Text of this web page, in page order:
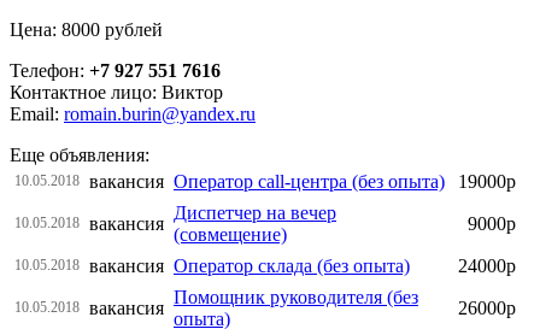
Цена: 8000 рублей
Телефон: +7 927 551 7616
Контактное лицо: Виктор
Email: romain.burin@yandex.ru
Еще объявления:
10.05.2018 вакансия Оператор call-центра (без опыта) 19000р
10.05.2018 вакансия
Диспетчер на вечер
(совмещение)
9000р
10.05.2018 вакансия Оператор склада (без опыта) 24000р
10.05.2018 вакансия
Помощник руководителя (без
опыта)
26000р